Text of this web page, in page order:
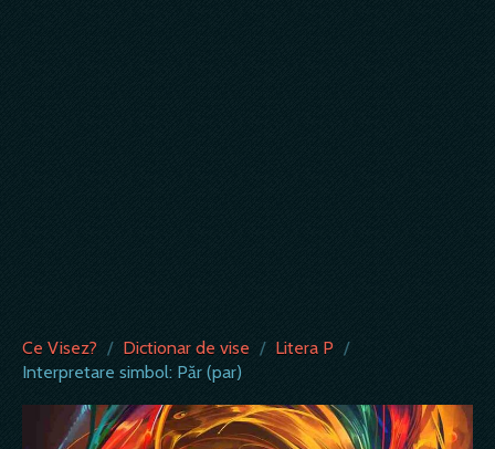
Ce Visez? / Dictionar de vise / Litera P /
Interpretare simbol: Păr (par)